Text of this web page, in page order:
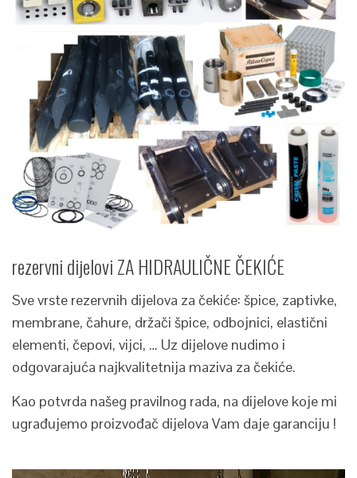
rezervni dijelovi ZA HIDRAULIČNE ČEKIĆE
Sve vrste rezervnih dijelova za čekiće: špice, zaptivke,
membrane, čahure, držači špice, odbojnici, elastični
elementi, čepovi, vijci, … Uz dijelove nudimo i
odgovarajuća najkvalitetnija maziva za čekiće.
Kao potvrda našeg pravilnog rada, na dijelove koje mi
ugrađujemo proizvođač dijelova Vam daje garanciju !